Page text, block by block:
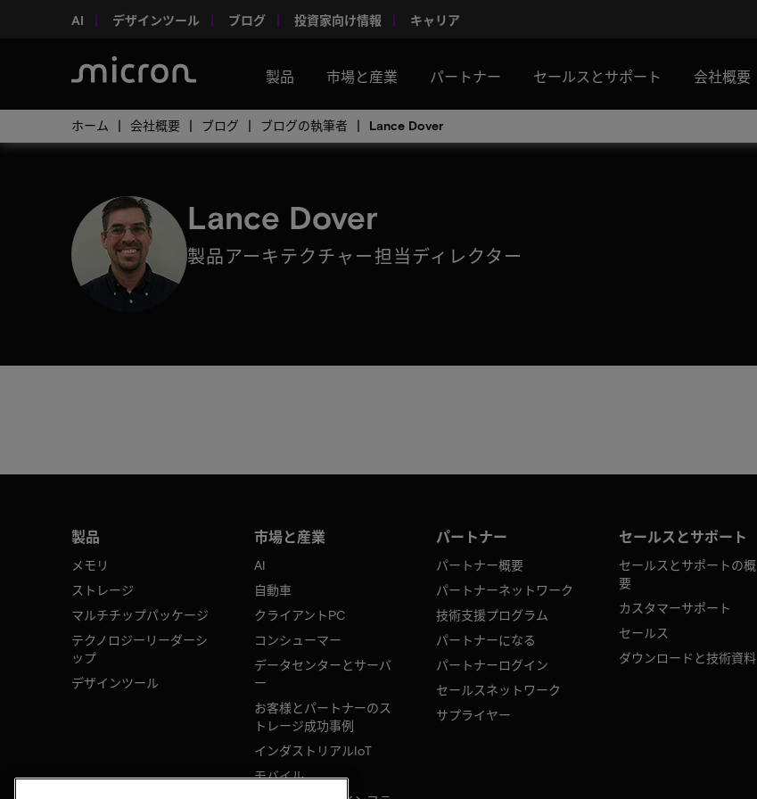
AI デザインツール ブログ 投資家向け情報 キャリア
製品 市場と産業 パートナー セールスとサポート 会社概要
ホーム 会社概要 ブログ ブログの執筆者 Lance Dover
Lance Dover
製品アーキテクチャー担当ディレクター
製品
メモリ
ストレージ
マルチチップパッケージ
テクノロジーリーダーシ
ップ
デザインツール
市場と産業
AI
自動車
クライアントPC
コンシューマー
データセンターとサーバ
ー
お客様とパートナーのス
トレージ成功事例
インダストリアルIoT
モバイル
パートナー
パートナー概要
パートナーネットワーク
技術支援プログラム
パートナーになる
パートナーログイン
セールスネットワーク
サプライヤー
セールスとサポート
セールスとサポートの概
要
カスタマーサポート
セールス
ダウンロードと技術資料